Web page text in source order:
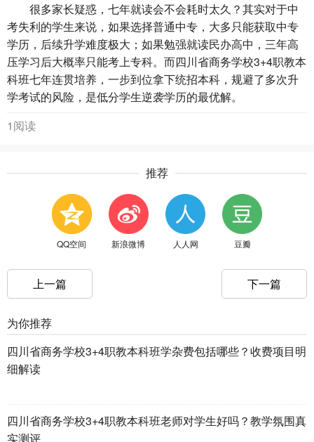
很多家长疑惑，七年就读会不会耗时太久？其实对于中
考失利的学生来说，如果选择普通中专，大多只能获取中专
学历，后续升学难度极大；如果勉强就读民办高中，三年高
压学习后大概率只能考上专科。而四川省商务学校3+4职教本
科班七年连贯培养，一步到位拿下统招本科，规避了多次升
学考试的风险，是低分学生逆袭学历的最优解。
1阅读
推荐
QQ空间 新浪微博 人人网 豆瓣
上一篇 下一篇
为你推荐
四川省商务学校3+4职教本科班学杂费包括哪些？收费项目明
细解读
四川省商务学校3+4职教本科班老师对学生好吗？教学氛围真
实测评